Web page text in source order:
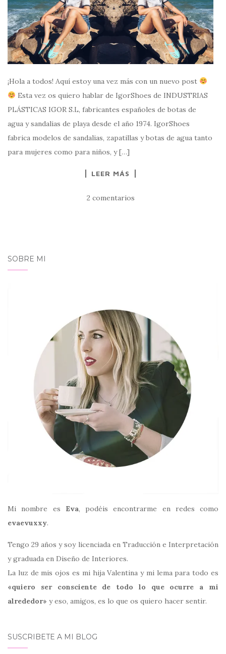
¡Hola a todos! Aquí estoy una vez más con un nuevo post
Esta vez os quiero hablar de IgorShoes de INDUSTRIAS
PLÁSTICAS IGOR S.L, fabricantes españoles de botas de
agua y sandalias de playa desde el año 1974. IgorShoes
fabrica modelos de sandalias, zapatillas y botas de agua tanto
para mujeres como para niños, y […]
LEER MÁS
2 comentarios
SOBRE MI
Mi nombre es Eva, podéis encontrarme en redes como
evaevuxxy.
Tengo 29 años y soy licenciada en Traducción e Interpretación
y graduada en Diseño de Interiores.
La luz de mis ojos es mi hija Valentina y mi lema para todo es
«quiero ser consciente de todo lo que ocurre a mi
alrededor» y eso, amigos, es lo que os quiero hacer sentir.
SUSCRIBETE A MI BLOG